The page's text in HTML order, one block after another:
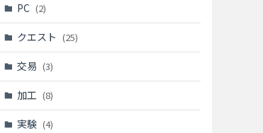
PC (2)
クエスト (25)
交易 (3)
加工 (8)
実験 (4)